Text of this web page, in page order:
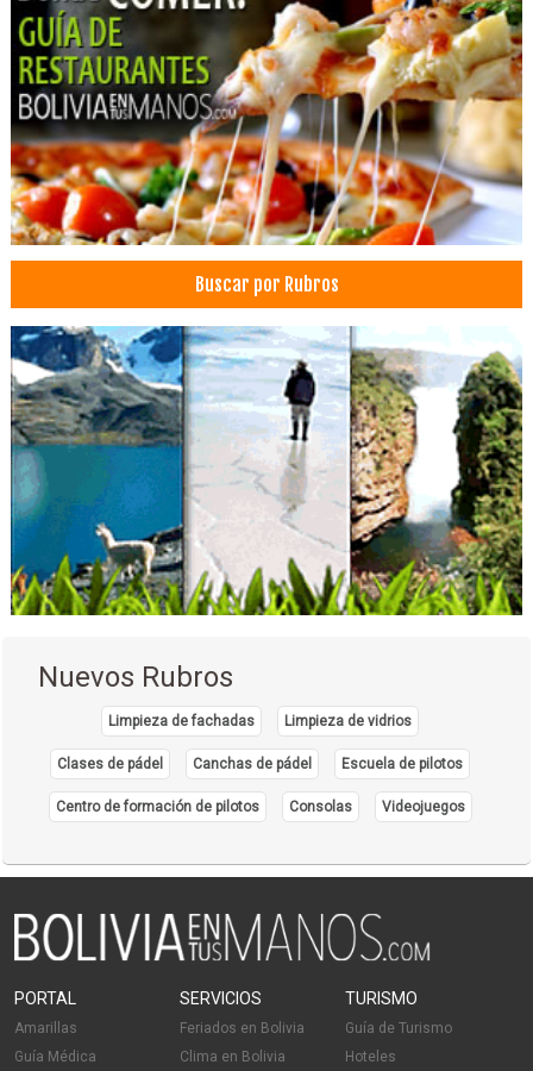
Restaurantes: Pescados y Mariscos
Pescados y Mariscos
Hostel
Buscar por Rubros
Nuevos Rubros
Limpieza de fachadas Limpieza de vidrios
Clases de pádel Canchas de pádel Escuela de pilotos
Centro de formación de pilotos Consolas Videojuegos
PORTAL
Amarillas
Guía Médica
SERVICIOS
Feriados en Bolivia
Clima en Bolivia
TURISMO
Guía de Turismo
Hoteles